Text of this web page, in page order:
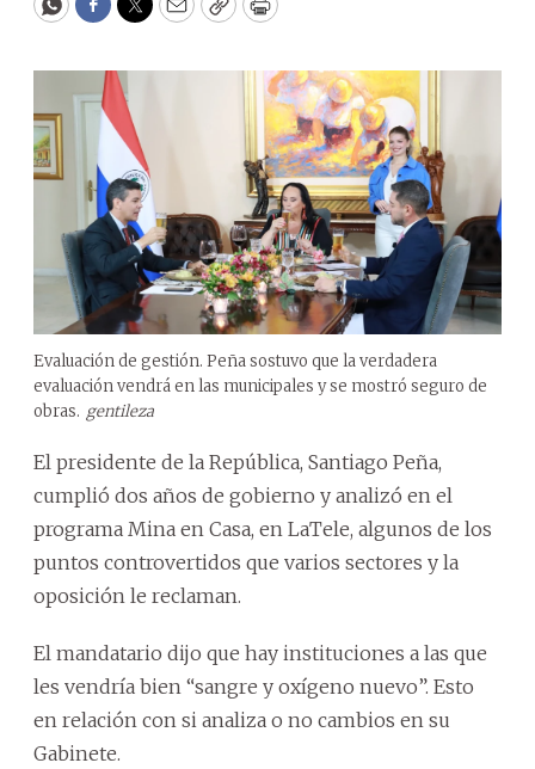
WhatsApp
Facebook
Twitter
EmailCopyPrint
Evaluación de gestión. Peña sostuvo que la verdadera
evaluación vendrá en las municipales y se mostró seguro de
obras. gentileza
El presidente de la República, Santiago Peña,
cumplió dos años de gobierno y analizó en el
programa Mina en Casa, en LaTele, algunos de los
puntos controvertidos que varios sectores y la
oposición le reclaman.
El mandatario dijo que hay instituciones a las que
les vendría bien “sangre y oxígeno nuevo”. Esto
en relación con si analiza o no cambios en su
Gabinete.